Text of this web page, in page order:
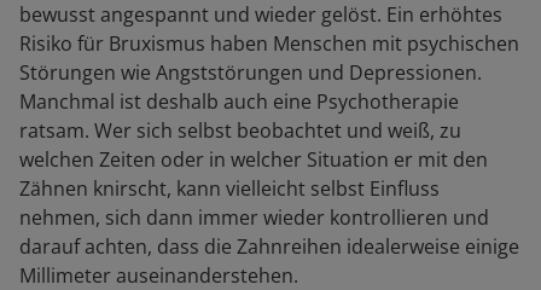
bewusst angespannt und wieder gelöst. Ein erhöhtes
Risiko für Bruxismus haben Menschen mit psychischen
Störungen wie Angststörungen und Depressionen.
Manchmal ist deshalb auch eine Psychotherapie
ratsam. Wer sich selbst beobachtet und weiß, zu
welchen Zeiten oder in welcher Situation er mit den
Zähnen knirscht, kann vielleicht selbst Einfluss
nehmen, sich dann immer wieder kontrollieren und
darauf achten, dass die Zahnreihen idealerweise einige
Millimeter auseinanderstehen.